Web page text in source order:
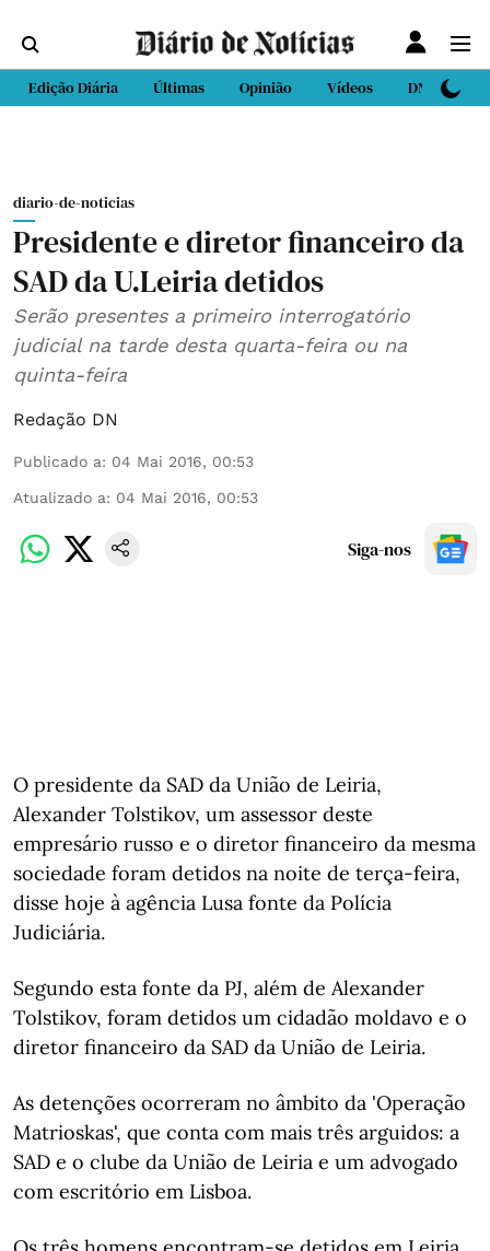
Edição Diária Últimas Opinião Vídeos DN Sport
diario-de-noticias
Presidente e diretor financeiro da
SAD da U.Leiria detidos
Serão presentes a primeiro interrogatório
judicial na tarde desta quarta-feira ou na
quinta-feira
Redação DN
Publicado a: 04 Mai 2016, 00:53
Atualizado a: 04 Mai 2016, 00:53
Siga-nos
O presidente da SAD da União de Leiria,
Alexander Tolstikov, um assessor deste
empresário russo e o diretor financeiro da mesma
sociedade foram detidos na noite de terça-feira,
disse hoje à agência Lusa fonte da Polícia
Judiciária.
Segundo esta fonte da PJ, além de Alexander
Tolstikov, foram detidos um cidadão moldavo e o
diretor financeiro da SAD da União de Leiria.
As detenções ocorreram no âmbito da 'Operação
Matrioskas', que conta com mais três arguidos: a
SAD e o clube da União de Leiria e um advogado
com escritório em Lisboa.